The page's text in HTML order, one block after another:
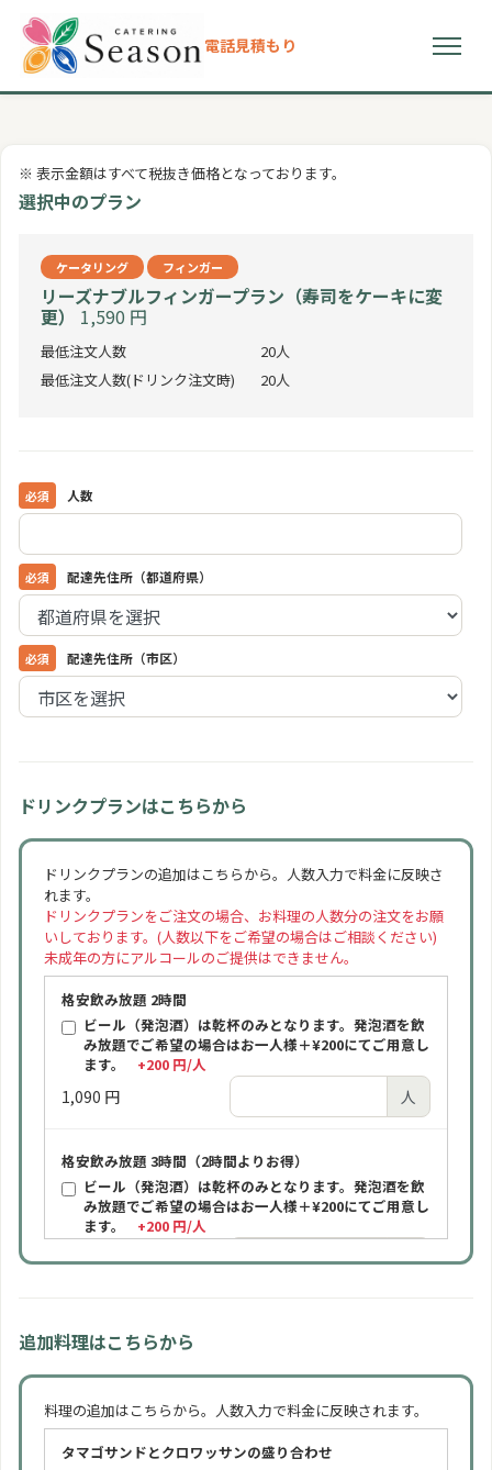
選ばれる理由
プラン
ドリンクメニュー
お客様の声
電話見積もり
※ 表示金額はすべて税抜き価格となっております。
選択中のプラン
ケータリング フィンガー
リーズナブルフィンガープラン（寿司をケーキに変
更） 1,590 円
最低注文人数
20人
最低注文人数(ドリンク注文時)
20人
人数
配達先住所（都道府県）
配達先住所（市区）
ドリンクプランはこちらから
ドリンクプランの追加はこちらから。人数入力で料金に反映さ
れます。
ドリンクプランをご注文の場合、お料理の人数分の注文をお願
いしております。(人数以下をご希望の場合はご相談ください)
未成年の方にアルコールのご提供はできません。
格安飲み放題 2時間
ビール（発泡酒）は乾杯のみとなります。発泡酒を飲
み放題でご希望の場合はお一人様＋¥200にてご用意し
ます。
+200 円/人
1,090 円 人
格安飲み放題 3時間（2時間よりお得）
ビール（発泡酒）は乾杯のみとなります。発泡酒を飲
み放題でご希望の場合はお一人様＋¥200にてご用意し
ます。
+200 円/人
1,590 円 人
ビールは通常「アサヒスーパードライ（缶）」をご提
1,590 円 人
追加料理はこちらから
料理の追加はこちらから。人数入力で料金に反映されます。
タマゴサンドとクロワッサンの盛り合わせ